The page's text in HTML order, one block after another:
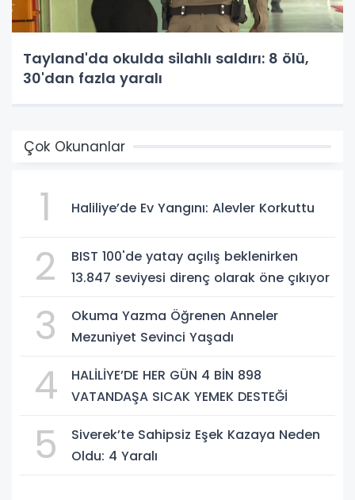
Tayland'da okulda silahlı saldırı: 8 ölü,
30'dan fazla yaralı
Çok Okunanlar
1 Haliliye’de Ev Yangını: Alevler Korkuttu
2
BIST 100'de yatay açılış beklenirken
13.847 seviyesi direnç olarak öne çıkıyor
3
Okuma Yazma Öğrenen Anneler
Mezuniyet Sevinci Yaşadı
4
HALİLİYE’DE HER GÜN 4 BİN 898
VATANDAŞA SICAK YEMEK DESTEĞİ
5
Siverek’te Sahipsiz Eşek Kazaya Neden
Oldu: 4 Yaralı